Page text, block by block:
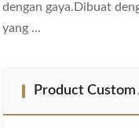
dengan gaya.Dibuat
yang ...
Product